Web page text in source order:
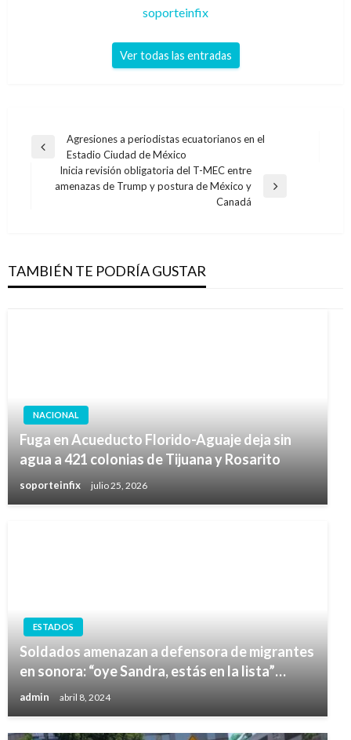
soporteinfix
Ver todas las entradas
Navegación
entradas
Entrada
anterior
Agresiones a periodistas ecuatorianos en el
Estadio Ciudad de México
Entrada
Inicia revisión obligatoria del T-MEC entre
amenazas de Trump y postura de México y
Canadá
TAMBIÉN TE PODRÍA GUSTAR
NACIONAL
Fuga en Acueducto Florido-Aguaje deja sin
agua a 421 colonias de Tijuana y Rosarito
soporteinfix julio 25, 2026
ESTADOS
Soldados amenazan a defensora de migrantes
en sonora: “oye Sandra, estás en la lista”…
admin abril 8, 2024